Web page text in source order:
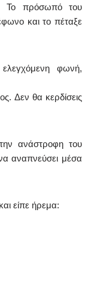
Το πρόσωπό του
και το πέταξε
φωνή,
Δεν θα κερδίσεις
ανάστροφη του
αναπνεύσει μέσα
είπε ήρεμα: